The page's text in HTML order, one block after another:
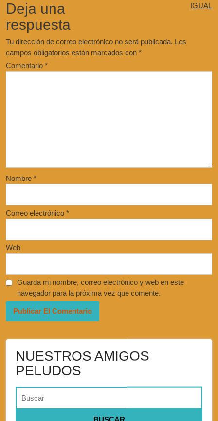
IGUAL
Deja una
respuesta
Tu dirección de correo electrónico no será publicada. Los
campos obligatorios están marcados con *
Comentario *
Nombre *
Correo electrónico *
Web
Guarda mi nombre, correo electrónico y web en este
navegador para la próxima vez que comente.
NUESTROS AMIGOS
PELUDOS